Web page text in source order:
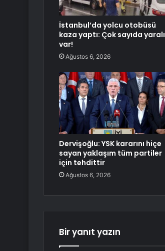
İstanbul’da yolcu otobüsü
kaza yaptı: Çok sayıda yaralı
var!
Ağustos 6, 2026
Dervişoğlu: YSK kararını hiçe
sayan yaklaşım tüm partiler
için tehdittir
Ağustos 6, 2026
Bir yanıt yazın